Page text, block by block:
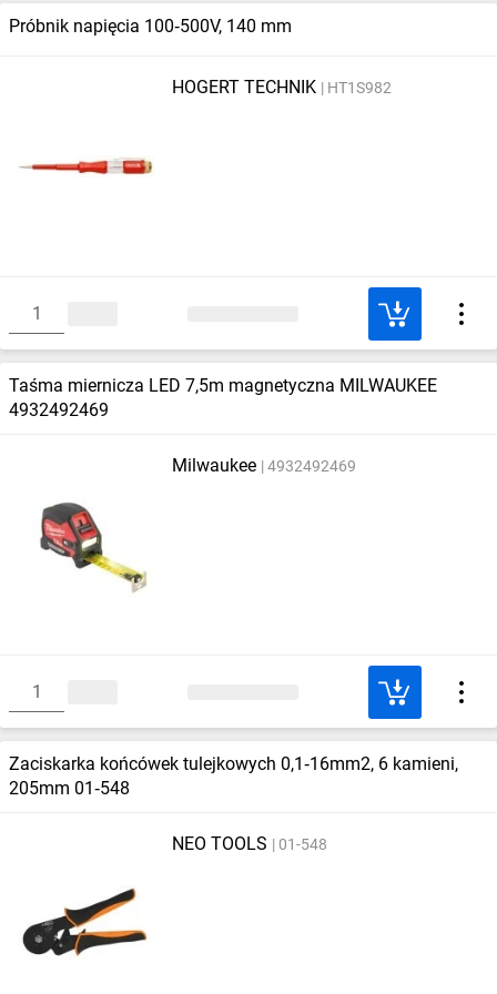
Próbnik napięcia 100‑500V, 140 mm
HOGERT TECHNIK HT1S982
Taśma miernicza LED 7,5m magnetyczna MILWAUKEE
4932492469
Milwaukee 4932492469
Zaciskarka końcówek tulejkowych 0,1‑16mm2, 6 kamieni,
205mm 01‑548
NEO TOOLS 01-548